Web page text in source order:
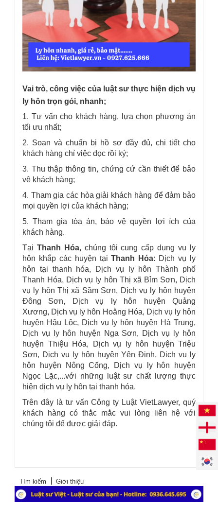
Vai trò, công việc của luật sư thực hiện dịch vụ
ly hôn trọn gói, nhanh;
1. Tư vấn cho khách hàng, lựa chọn phương án
tối ưu nhất;
2. Soạn và chuẩn bị hồ sơ đầy đủ, chi tiết cho
khách hàng chỉ việc đọc rồi ký;
3. Thu thập thông tin, chứng cứ cần thiết để bảo
vệ khách hàng;
4. Tham gia các hòa giải khách hàng để đảm bảo
mọi quyền lợi của khách hàng;
5. Tham gia tòa án, bảo vệ quyền lợi ích của
khách hàng.
Tại Thanh Hóa,chúng tôi cung cấp dụng vụ ly
hôn khắp các huyện tạiThanh Hóa: Dịch vụ ly
hôn tại thanh hóa, Dịch vụ ly hôn Thành phố
Thanh Hóa, Dịch vụ ly hôn Thị xã Bỉm Sơn, Dịch
vụ ly hôn Thị xã Sầm Sơn, Dịch vụ ly hôn huyện
Đông Sơn, Dịch vụ ly hôn huyện Quảng
Xương, Dịch vụ ly hôn Hoằng Hóa, Dịch vụ ly hôn
huyện Hậu Lộc, Dịch vụ ly hôn huyện Hà Trung,
Dịch vụ ly hôn huyện Nga Sơn, Dịch vụ ly hôn
huyện Thiệu Hóa, Dịch vụ ly hôn huyện Triệu
Sơn, Dịch vụ ly hôn huyện Yên Định, Dịch vụ ly
hôn huyện Nông Cống, Dịch vụ ly hôn huyện
Ngọc Lặc,...với những luật sư chất lượng thực
hiện dịch vụ ly hôn tại thanh hóa.
Trên đây là tư vấnCông ty Luật VietLawyer, quý
khách hàng có thắc mắc vui lòng liên hệ với
chúng tôi để được giải đáp.
Tìm kiếm Giới thiệu